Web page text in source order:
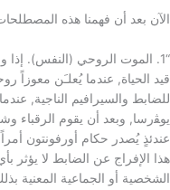
الآن بعد أن فهمنا هذه
“1. الموت الروحي (النفس). إذا
قيد الحياة, عندما يُعلـَن معوزاً
للضابط والسيرافيم الناجية,
يوﭭرسا, وبعد أن يقوم الرقباء
عندئذٍ يُصدر حكام أورفونتون
هذا الإفراج عن الضابط لا
الشخصية أو الجماعية المعنية